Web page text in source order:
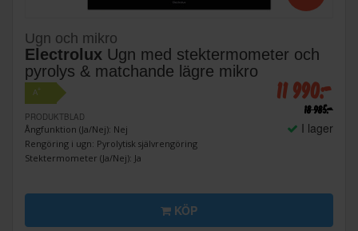
Ugn och mikro
Electrolux Ugn med stektermometer och
pyrolys & matchande lägre mikro
A+
PRODUKTBLAD
Ångfunktion (Ja/Nej): Nej
Rengöring i ugn: Pyrolytisk självrengöring
Stektermometer (Ja/Nej): Ja
11 990:-
18 985:-
I lager
KÖP